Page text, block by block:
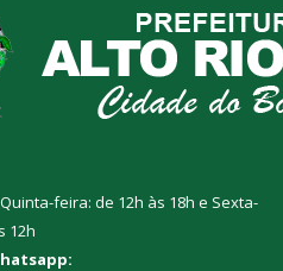
feira: de 12h às 18h e Sexta-
12h